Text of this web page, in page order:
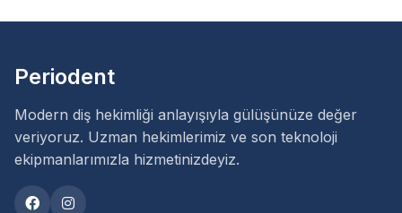
Periodent
Modern diş hekimliği anlayışıyla gülüşünüze değer
veriyoruz. Uzman hekimlerimiz ve son teknoloji
ekipmanlarımızla hizmetinizdeyiz.